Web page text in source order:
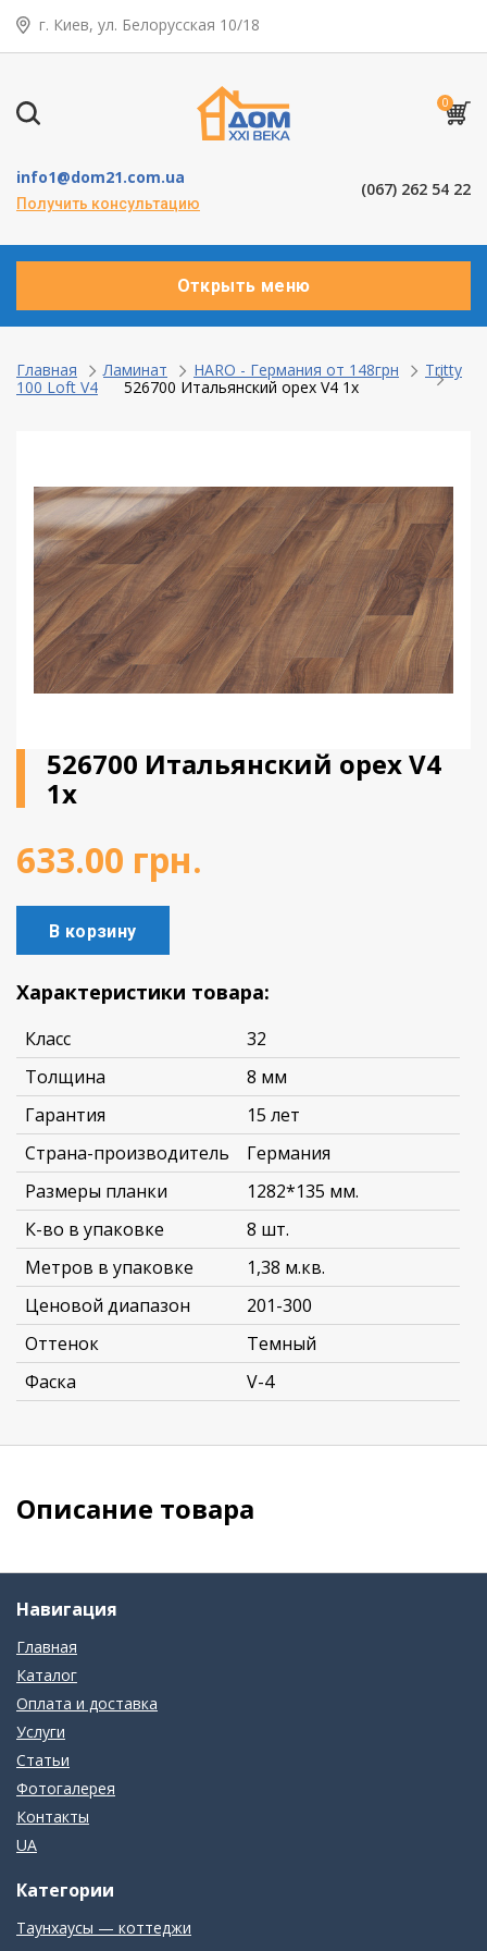
г. Киев, ул. Белорусская 10/18
(067) 262 54 22
info1@dom21.com.ua
Получить консультацию
0
Открыть меню
Главная Ламинат HARO - Германия от 148грн
Tritty
100 Loft V4
526700 Итальянский орех V4 1x
526700 Итальянский орех V4
1x
633.00 грн.
В корзину
Характеристики товара:
Класс
32
Толщина
8 мм
Гарантия
15 лет
Страна-производитель
Германия
Размеры планки
1282*135 мм.
К-во в упаковке
8 шт.
Метров в упаковке
1,38 м.кв.
Ценовой диапазон
201-300
Оттенок
Темный
Фаска
V-4
Описание товара
Навигация
Главная
Каталог
Оплата и доставка
Услуги
Статьи
Фотогалерея
Контакты
UA
Категории
Таунхаусы — коттеджи
← Назад
Пластиковые окна
Алюминевые окна
Двери межкомнатные
Виниловое покрытие
Пробковый пол
Подоконники